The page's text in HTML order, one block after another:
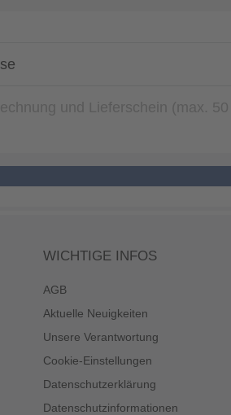
WICHTIGE INFOS
AGB
Aktuelle Neuigkeiten
Unsere Verantwortung
Cookie-Einstellungen
Datenschutzerklärung
Datenschutzinformationen